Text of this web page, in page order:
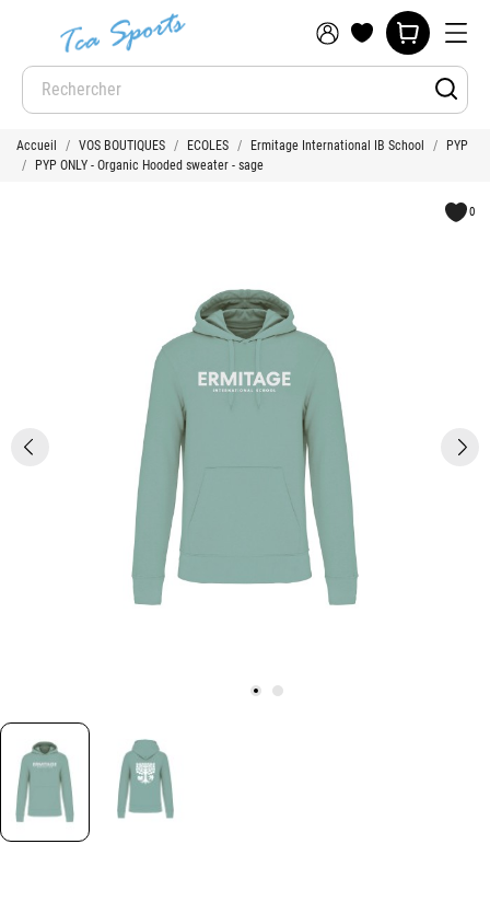
Accueil VOS BOUTIQUES ECOLES Ermitage International IB School
PYP
PYP ONLY - Organic Hooded sweater - sage
0